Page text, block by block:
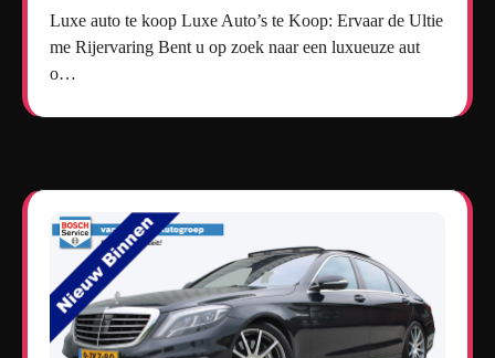
Luxe auto te koop Luxe Auto’s te Koop: Ervaar de Ultie
me Rijervaring Bent u op zoek naar een luxueuze aut
o…